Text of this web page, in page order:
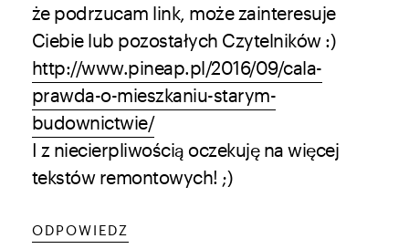
że podrzucam link, może zainteresuje
Ciebie lub pozostałych Czytelników :)
http://www.pineap.pl/2016/09/cala-
prawda-o-mieszkaniu-starym-
budownictwie/
I z niecierpliwością oczekuję na więcej
tekstów remontowych! ;)
ODPOWIEDZ